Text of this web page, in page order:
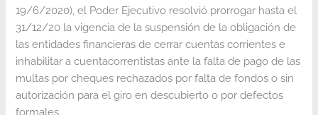
19/6/2020), el Poder Ejecutivo resolvió prorrogar hasta el
31/12/20 la vigencia de la suspensión de la obligación de
las entidades financieras de cerrar cuentas corrientes e
inhabilitar a cuentacorrentistas ante la falta de pago de las
multas por cheques rechazados por falta de fondos o sin
autorización para el giro en descubierto o por defectos
formales.